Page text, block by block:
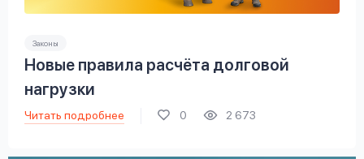
Законы
Новые правила расчёта долговой
нагрузки
Читать подробнее 0 2 673